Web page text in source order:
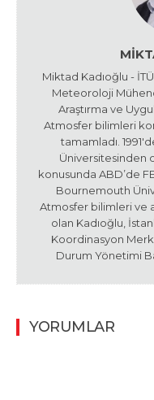
Miktad Kadıoğlu -
Meteoroloji
Araştırma ve
Atmosfer bilimleri
tamamladı.
Üniversitesinden
konusunda ABD’de
Bournemouth
Atmosfer bilimleri ve
olan Kadıoğlu,
Koordinasyon
Durum Yönetimi
YORUMLAR